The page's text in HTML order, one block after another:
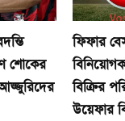
শোকের
ফিফার
বিক্রির
উয়েফার